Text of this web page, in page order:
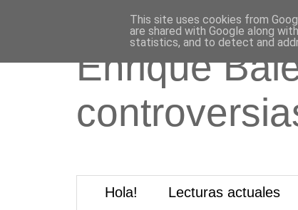
Enrique
Hola! Lecturas actuales
This site uses cookies from
are shared with Google along
statistics, and to detect and